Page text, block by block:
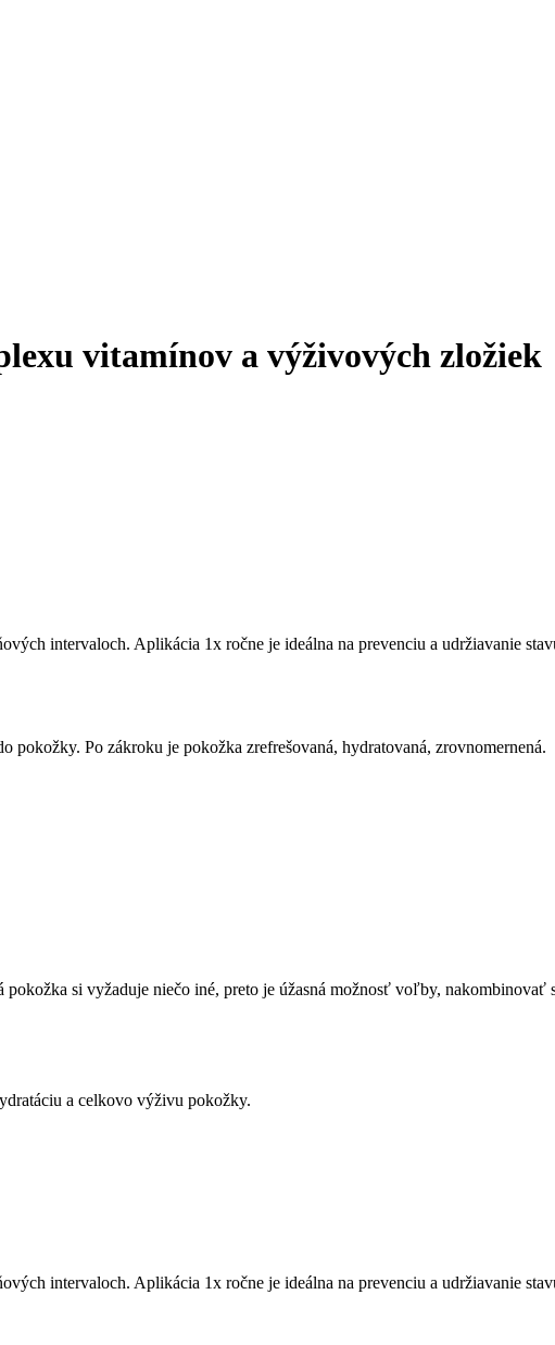
vitamínov a výživových zložiek
intervaloch. Aplikácia 1x ročne je ideálna na prevenciu a udržiavanie
Po zákroku je pokožka zrefrešovaná, hydratovaná, zrovnomernená.
si vyžaduje niečo iné, preto je úžasná možnosť voľby, nakombinovať
a celkovo výživu pokožky.
intervaloch. Aplikácia 1x ročne je ideálna na prevenciu a udržiavanie